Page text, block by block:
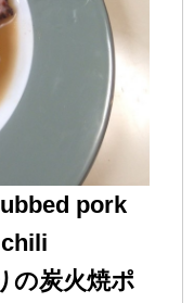
pork
の炭火焼ポ